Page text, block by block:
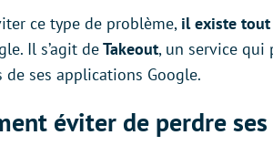
ce type de problème, il existe
Il s’agit deTakeout, un service qui
de ses applications Google.
éviter de perdre